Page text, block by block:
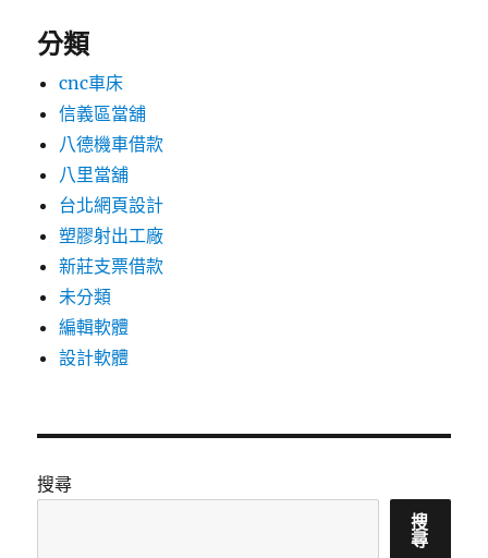
分類
cnc車床
信義區當舖
八德機車借款
八里當舖
台北網頁設計
塑膠射出工廠
新莊支票借款
未分類
編輯軟體
設計軟體
搜尋
搜
尋